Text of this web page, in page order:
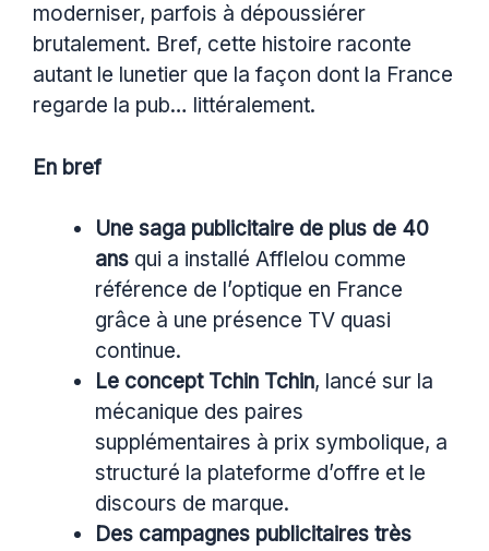
moderniser, parfois à dépoussiérer
brutalement. Bref, cette histoire raconte
autant le lunetier que la façon dont la France
regarde la pub… littéralement.
En bref
Une saga publicitaire de plus de 40
ans qui a installé Afflelou comme
référence de l’optique en France
grâce à une présence TV quasi
continue.
Le concept Tchin Tchin, lancé sur la
mécanique des paires
supplémentaires à prix symbolique, a
structuré la plateforme d’offre et le
discours de marque.
Des campagnes publicitaires très